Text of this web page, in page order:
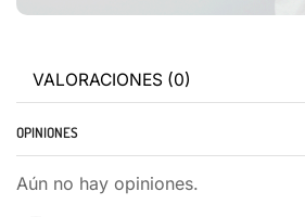
VALORACIONES (0)
OPINIONES
Aún no hay opiniones.